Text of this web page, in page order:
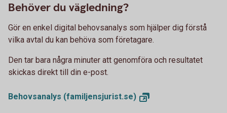
Behöver du vägledning?
Gör en enkel digital behovsanalys som hjälper dig förstå
vilka avtal du kan behöva som företagare.
Den tar bara några minuter att genomföra och resultatet
skickas direkt till din e-post.
Behovsanalys (familjensjurist.se)